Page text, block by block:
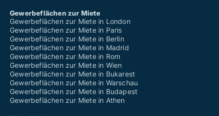
Gewerbeflächen zur Miete
Gewerbeflächen zur Miete in London
Gewerbeflächen zur Miete in Paris
Gewerbeflächen zur Miete in Berlin
Gewerbeflächen zur Miete in Madrid
Gewerbeflächen zur Miete in Rom
Gewerbeflächen zur Miete in Wien
Gewerbeflächen zur Miete in Bukarest
Gewerbeflächen zur Miete in Warschau
Gewerbeflächen zur Miete in Budapest
Gewerbeflächen zur Miete in Athen